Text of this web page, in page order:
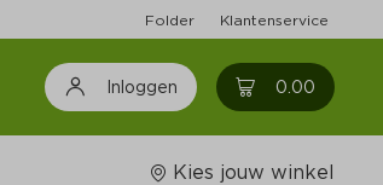
Folder Klantenservice
Inloggen 0.00 0
Kies jouw winkel